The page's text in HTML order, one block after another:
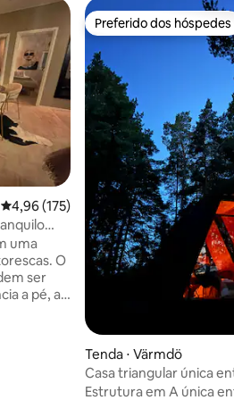
4,96 de uma avaliação média de 5, 175
4,96 (175)
uma
O
ser
a pé, a
Preferido dos hóspedes
Preferido dos hóspedes
Tenda ⋅ Värmdö
Casa triangular única
árvores
Estrutura em A única